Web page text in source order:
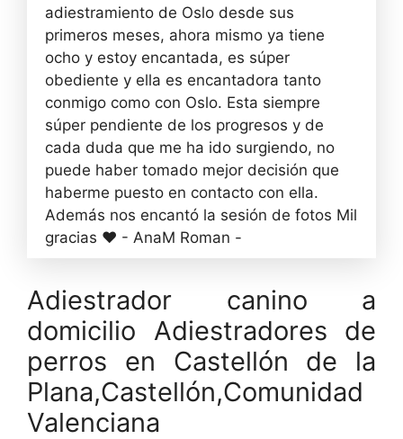
adiestramiento de Oslo desde sus
primeros meses, ahora mismo ya tiene
ocho y estoy encantada, es súper
obediente y ella es encantadora tanto
conmigo como con Oslo. Esta siempre
súper pendiente de los progresos y de
cada duda que me ha ido surgiendo, no
puede haber tomado mejor decisión que
haberme puesto en contacto con ella.
Además nos encantó la sesión de fotos Mil
gracias ❤️ - AnaM Roman -
Adiestrador canino a
domicilio Adiestradores de
perros en Castellón de la
Plana,Castellón,Comunidad
Valenciana